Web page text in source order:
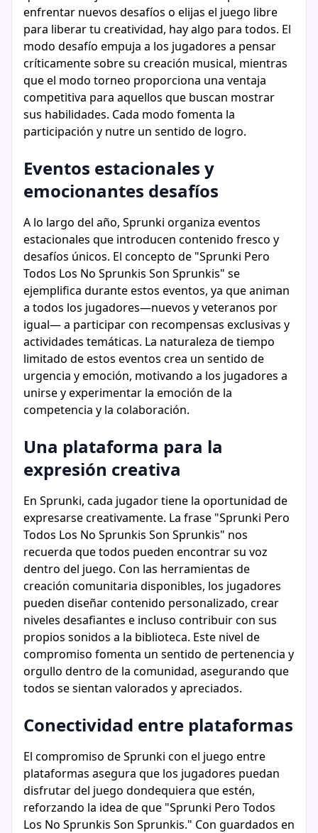
enfrentar nuevos desafíos o elijas el juego libre
para liberar tu creatividad, hay algo para todos. El
modo desafío empuja a los jugadores a pensar
críticamente sobre su creación musical, mientras
que el modo torneo proporciona una ventaja
competitiva para aquellos que buscan mostrar
sus habilidades. Cada modo fomenta la
participación y nutre un sentido de logro.
Eventos estacionales y
emocionantes desafíos
A lo largo del año, Sprunki organiza eventos
estacionales que introducen contenido fresco y
desafíos únicos. El concepto de "Sprunki Pero
Todos Los No Sprunkis Son Sprunkis" se
ejemplifica durante estos eventos, ya que animan
a todos los jugadores—nuevos y veteranos por
igual— a participar con recompensas exclusivas y
actividades temáticas. La naturaleza de tiempo
limitado de estos eventos crea un sentido de
urgencia y emoción, motivando a los jugadores a
unirse y experimentar la emoción de la
competencia y la colaboración.
Una plataforma para la
expresión creativa
En Sprunki, cada jugador tiene la oportunidad de
expresarse creativamente. La frase "Sprunki Pero
Todos Los No Sprunkis Son Sprunkis" nos
recuerda que todos pueden encontrar su voz
dentro del juego. Con las herramientas de
creación comunitaria disponibles, los jugadores
pueden diseñar contenido personalizado, crear
niveles desafiantes e incluso contribuir con sus
propios sonidos a la biblioteca. Este nivel de
compromiso fomenta un sentido de pertenencia y
orgullo dentro de la comunidad, asegurando que
todos se sientan valorados y apreciados.
Conectividad entre plataformas
El compromiso de Sprunki con el juego entre
plataformas asegura que los jugadores puedan
disfrutar del juego dondequiera que estén,
reforzando la idea de que "Sprunki Pero Todos
Los No Sprunkis Son Sprunkis." Con guardados en